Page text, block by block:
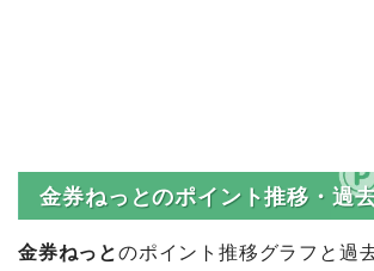
金券ねっとのポイント推移・過
金券ねっとのポイント推移グラフと過